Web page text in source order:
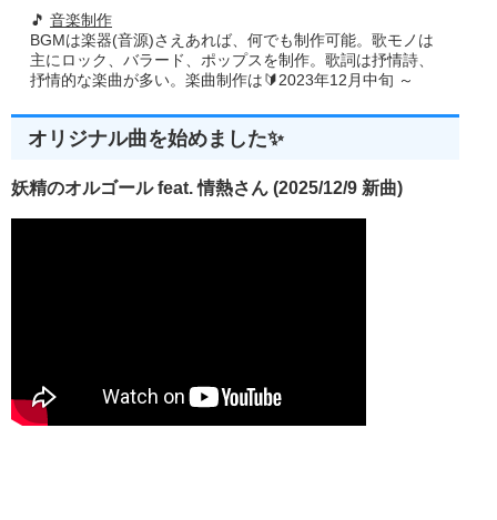
🎵 音楽制作
BGMは楽器(音源)さえあれば、何でも制作可能。歌モノは
主にロック、バラード、ポップスを制作。歌詞は抒情詩、
抒情的な楽曲が多い。楽曲制作は🔰2023年12月中旬 ～
オリジナル曲を始めました✨
妖精のオルゴール feat. 情熱さん (2025/12/9 新曲)